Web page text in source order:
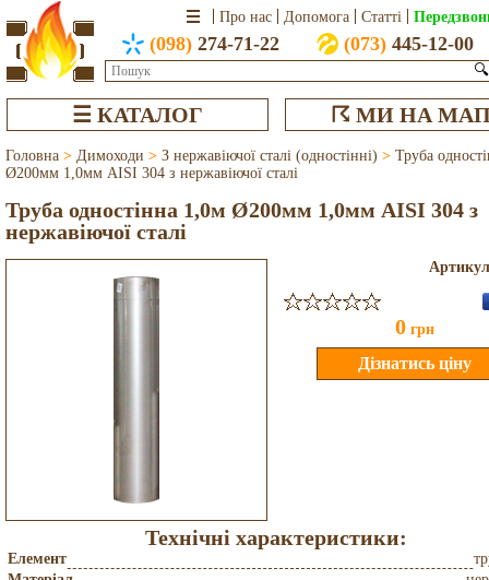
Про нас Допомога Статті
(098) 274-71-22 (073)445-12-00
🔍
☰ КАТАЛОГ ☈ МИ НА
Головна > Димоходи > З нержавіючої сталі (одностінні) > Труба
Ø200мм 1,0мм AISI 304 з нержавіючої сталі
Труба одностінна 1,0м Ø200мм 1,0мм AISI 304 з
нержавіючої сталі
0 грн
Технічні характеристики:
Елемент